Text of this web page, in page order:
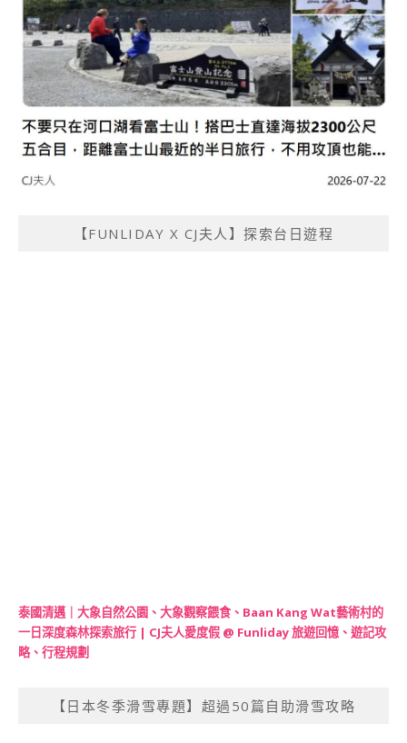
【FUNLIDAY X CJ夫人】探索台日遊程
泰國清邁｜大象自然公園、大象觀察餵食、Baan Kang Wat藝術村的
一日深度森林探索旅行 | CJ夫人愛度假 @ Funliday 旅遊回憶、遊記攻
略、行程規劃
【日本冬季滑雪專題】超過50篇自助滑雪攻略